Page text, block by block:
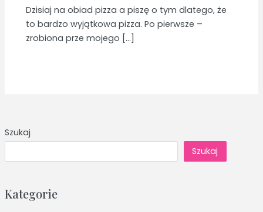
Szukaj
Szukaj
Kategorie
Dzisiaj na obiad pizza a piszę o tym dlatego, że
to bardzo wyjątkowa pizza. Po pierwsze –
zrobiona prze mojego […]